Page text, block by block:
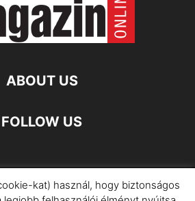
ABOUT US
FOLLOW US
Adatkezelési Információ
kat) használ, hogy biztonságos